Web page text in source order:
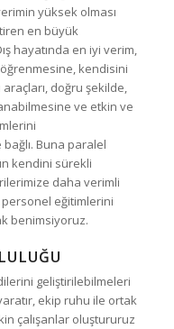
yüksek olması
en büyük
hayatında en iyi verim,
kendisini
doğru şekilde,
ve etkin ve
Buna paralel
kendini sürekli
daha verimli
personel eğitimlerini
benimsiyoruz.
geliştirilebilmeleri
ekip ruhu ile ortak
çalışanlar oluştururuz